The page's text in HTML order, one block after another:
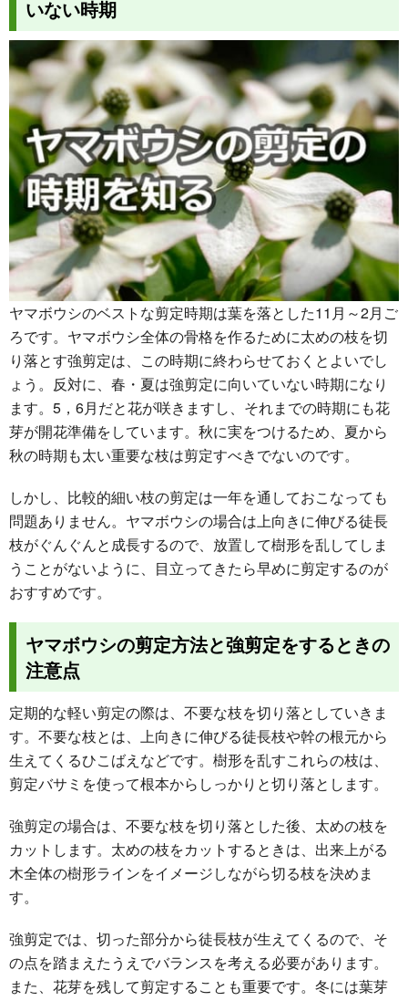
いない時期
ヤマボウシのベストな剪定時期は葉を落とした11月～2月ご
ろです。ヤマボウシ全体の骨格を作るために太めの枝を切
り落とす強剪定は、この時期に終わらせておくとよいでし
ょう。反対に、春・夏は強剪定に向いていない時期になり
ます。5，6月だと花が咲きますし、それまでの時期にも花
芽が開花準備をしています。秋に実をつけるため、夏から
秋の時期も太い重要な枝は剪定すべきでないのです。
しかし、比較的細い枝の剪定は一年を通しておこなっても
問題ありません。ヤマボウシの場合は上向きに伸びる徒長
枝がぐんぐんと成長するので、放置して樹形を乱してしま
うことがないように、目立ってきたら早めに剪定するのが
おすすめです。
ヤマボウシの剪定方法と強剪定をするときの
注意点
定期的な軽い剪定の際は、不要な枝を切り落としていきま
す。不要な枝とは、上向きに伸びる徒長枝や幹の根元から
生えてくるひこばえなどです。樹形を乱すこれらの枝は、
剪定バサミを使って根本からしっかりと切り落とします。
強剪定の場合は、不要な枝を切り落とした後、太めの枝を
カットします。太めの枝をカットするときは、出来上がる
木全体の樹形ラインをイメージしながら切る枝を決めま
す。
強剪定では、切った部分から徒長枝が生えてくるので、そ
の点を踏まえたうえでバランスを考える必要があります。
また、花芽を残して剪定することも重要です。冬には葉芽